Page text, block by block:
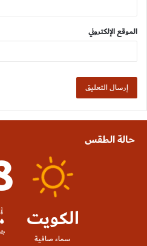
الموقع الإلكتروني
حالة الطقس
الكويت
سماء صافية